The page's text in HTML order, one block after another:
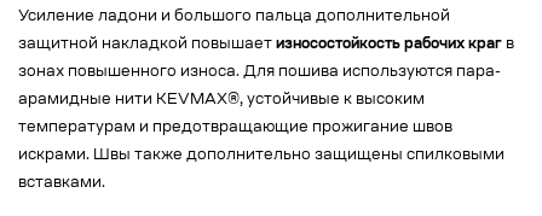
Усиление ладони и большого пальца дополнительной
защитной накладкой повышает износостойкость рабочих краг в
зонах повышенного износа. Для пошива используются пара-
арамидные нити KEVMAX®, устойчивые к высоким
температурам и предотвращающие прожигание швов
искрами. Швы также дополнительно защищены спилковыми
вставками.